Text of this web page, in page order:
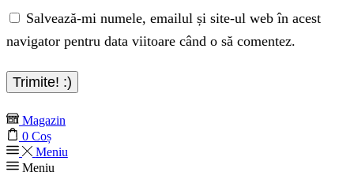
Salvează-mi numele, emailul și site-ul web în acest
navigator pentru data viitoare când o să comentez.
Magazin
0 Coș
Meniu
Meniu